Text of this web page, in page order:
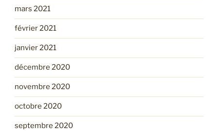
mars 2021
février 2021
janvier 2021
décembre 2020
novembre 2020
octobre 2020
septembre 2020